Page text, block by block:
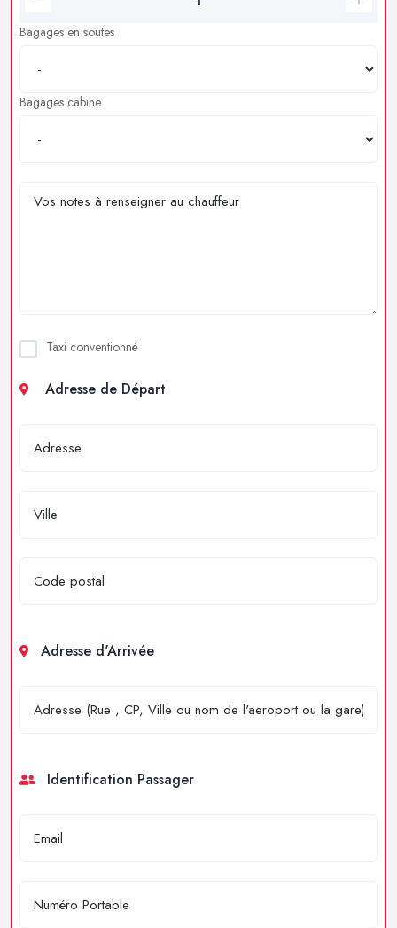
Bagages en soutes
Bagages cabine
Taxi conventionné
Adresse de Départ
Adresse d'Arrivée
Identification Passager